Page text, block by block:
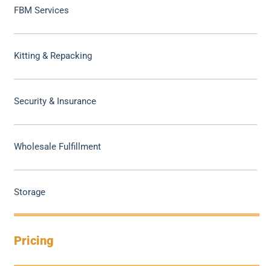
FBM Services
Kitting & Repacking
Security & Insurance
Wholesale Fulfillment
Storage
Pricing